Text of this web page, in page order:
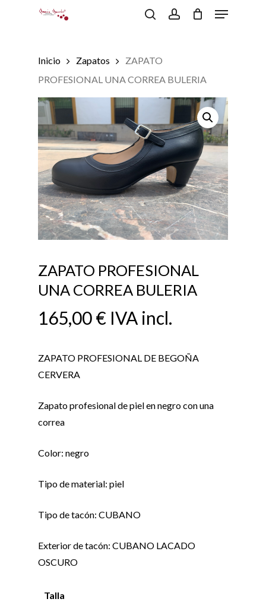
Menu
Inicio Zapatos
ZAPATO
PROFESIONAL UNA CORREA BULERIA
ZAPATO PROFESIONAL
UNA CORREA BULERIA
165,00€ IVA incl.
ZAPATO PROFESIONAL DE BEGOÑA
CERVERA
Zapato profesional de piel en negro con una
correa
Color: negro
Tipo de material: piel
Tipo de tacón: CUBANO
Exterior de tacón: CUBANO LACADO
OSCURO
Talla